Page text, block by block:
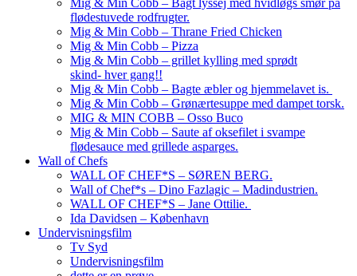
Mig & Min Cobb – Bagt lyssej med hvidløgs smør på
flødestuvede rodfrugter.
Mig & Min Cobb – Thrane Fried Chicken
Mig & Min Cobb – Pizza
Mig & Min Cobb – grillet kylling med sprødt
skind- hver gang!!
Mig & Min Cobb – Bagte æbler og hjemmelavet is.
Mig & Min Cobb – Grønærtesuppe med dampet torsk.
MIG & MIN COBB – Osso Buco
Mig & Min Cobb – Saute af oksefilet i svampe
flødesauce med grillede asparges.
Wall of Chefs
WALL OF CHEF*S – SØREN BERG.
Wall of Chef*s – Dino Fazlagic – Madindustrien.
WALL OF CHEF*S – Jane Ottilie.
Ida Davidsen – København
Undervisningsfilm
Tv Syd
Undervisningsfilm